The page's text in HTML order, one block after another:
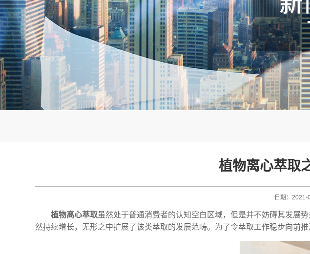
植物离心萃取
2021-
日期：
植物离心萃取虽然处于普通消费者的认知空白区域，但是并不妨碍其发展
然持续增长，无形之中扩展了该类萃取的发展范畴。为了令萃取工作稳步向前